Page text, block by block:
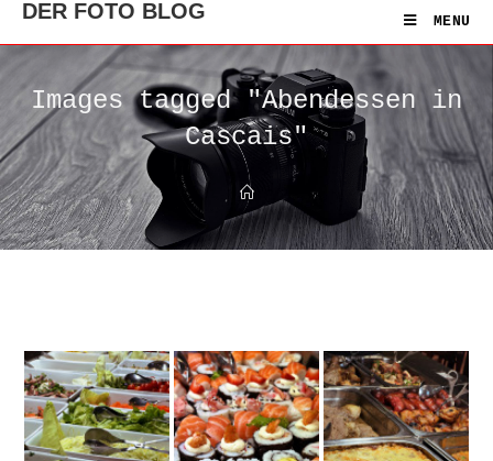
DER FOTO BLOG MENU
Images tagged "Abendessen in
Cascais"